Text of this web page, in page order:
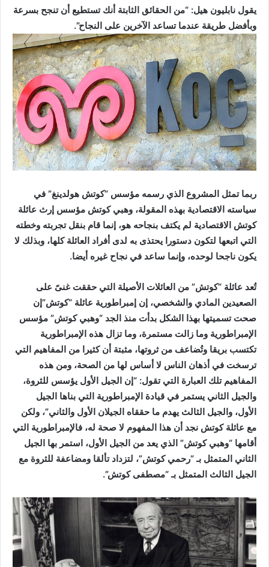
يقول نابليون هيل: “من الحقائق الثابتة أنك تستطيع أن تنجح بسرعة
وبأفضل طريقة عندما تساعد الآخرين على النجاح”.
ربما تمثل المشروع الذي رسمه مؤسس “كوتش هولدينغ” في
سياسته الاقتصادية بهذه المقولة، وهبي كوتش مؤسس إرث عائلة
كوتش الاقتصادية لم يكتف بنجاحه هو، إنما قام بنقل تجربته وخطته
التي اتبعها لتكون دستورا يحتذى به لدى أفراد العائلة كلها، وبذلك لا
يكون ناجحا لوحده، وإنما ساعد في نجاح غيره أيضا.
تُعد عائلة “كوتش” من العائلات الأصيلة التي حققت غنىً على
الصعيدين المادي والشخصي، إن إمبراطورية عائلة “كوتش”إن
صحت تسميتها بهذا الشكل بدأت منذ الجد “وهبي كوتش” مؤسس
الإمبراطورية وما زالت مستمرة، وما تزال هذه الإمبراطورية
تكتسب بريقا وتُضاعف من ثروتها، مثبتة أن كثيرا من المفاهيم التي
ترسخت في أذهان الناس لا أساس لها من الصحة، ومن هذه
المفاهيم تلك العبارة التي تقول: “إن الجيل الأول يؤسس للثروة،
والجيل الثاني يستمر في قيادة الإمبراطورية التي بناها الجيل
الأول، والجيل الثالث يهدم ما حققاه الجيلان الأول والثاني”، ولكن
مع عائلة كوتش نجد أن هذا المفهوم لا صحة له، فالإمبراطورية التي
أقامها “وهبي كوتش” الذي يعد من الجيل الأول، استمر بها الجيل
الثاني المتمثل بـ “رحمي كوتش”، لتزداد تألقا ومضاعفة للثروة مع
الجيل الثالث المتمثل بـ “مصطفى كوتش”.